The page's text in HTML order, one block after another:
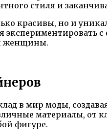
стиля и
красивы, но и
женщины.
в мир моды,
материалы, от
фигуре.